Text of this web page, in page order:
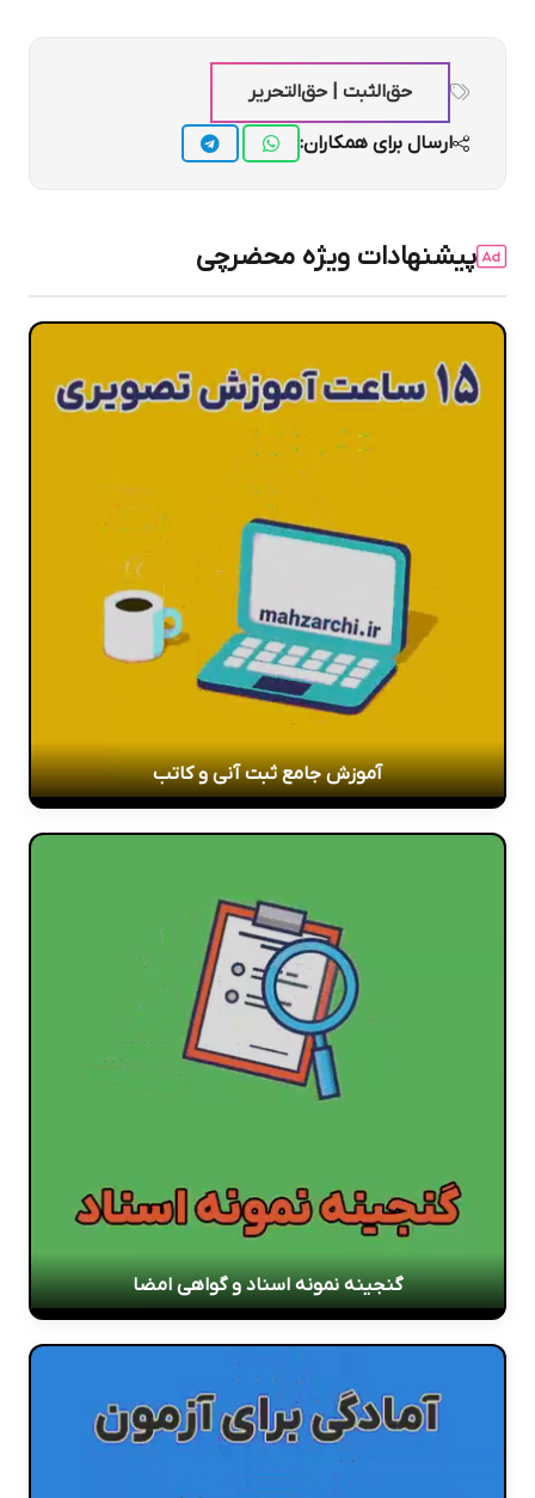
حق‌الثبت | حق‌التحریر
ارسال برای همکاران:
پیشنهادات ویژه محضرچی
آموزش جامع ثبت آنی و کاتب
گنجینه نمونه اسناد و گواهی امضا